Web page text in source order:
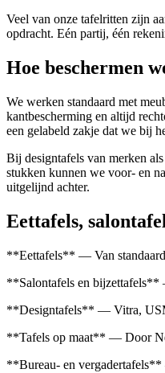
Veel van onze tafelritten zijn
opdracht. Eén partij, één
Hoe beschermen
We werken standaard met
kantbescherming en altijd
een gelabeld zakje dat we bij
Bij designtafels van merken
stukken kunnen we voor- en
uitgelijnd achter.
Eettafels,
**Eettafels** — Van standaard
**Salontafels en bijzettafels**
**Designtafels** — Vitra,
**Tafels op maat** — Door
**Bureau- en vergadertafels**